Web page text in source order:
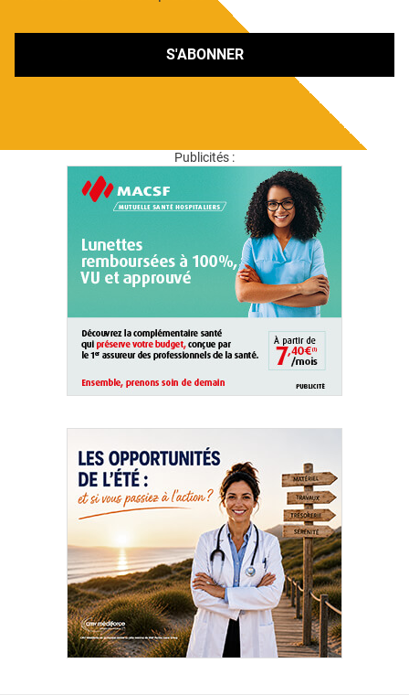
S'ABONNER
Publicités :